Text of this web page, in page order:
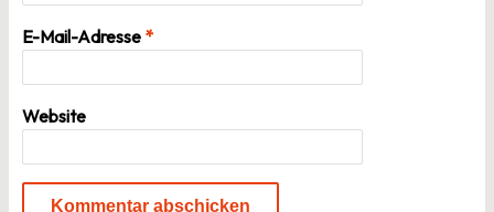
E-Mail-Adresse *
Website